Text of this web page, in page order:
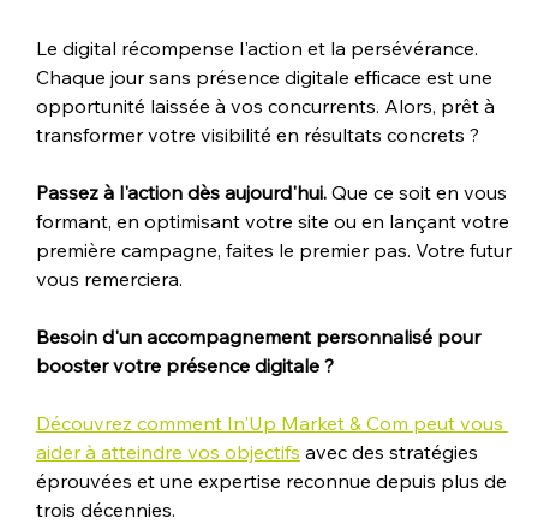
Le digital récompense l'action et la persévérance.
Chaque jour sans présence digitale efficace est une
opportunité laissée à vos concurrents. Alors, prêt à
transformer votre visibilité en résultats concrets ?
Passez à l'action dès aujourd'hui. Que ce soit en vous
formant, en optimisant votre site ou en lançant votre
première campagne, faites le premier pas. Votre futur
vous remerciera.
Besoin d'un accompagnement personnalisé pour
booster votre présence digitale ?
Découvrez comment In'Up Market & Com peut vous
aider à atteindre vos objectifs avec des stratégies
éprouvées et une expertise reconnue depuis plus de
trois décennies.